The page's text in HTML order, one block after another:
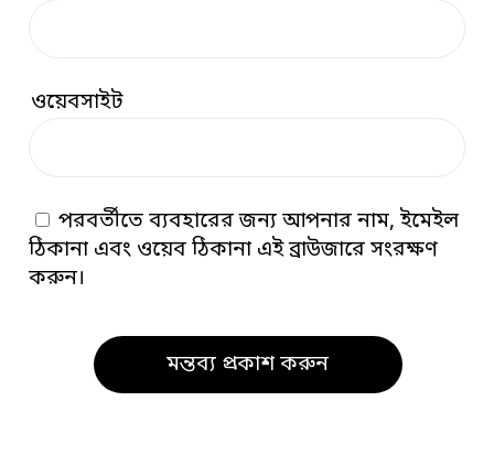
ওয়েবসাইট
পরবর্তীতে ব্যবহারের জন্য আপনার নাম, ইমেইল
ঠিকানা এবং ওয়েব ঠিকানা এই ব্রাউজারে সংরক্ষণ
করুন।